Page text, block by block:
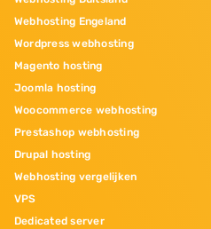
Webhosting Engeland
Wordpress webhosting
Magento hosting
Joomla hosting
Woocommerce webhosting
Prestashop webhosting
Drupal hosting
Webhosting vergelijken
VPS
Dedicated server